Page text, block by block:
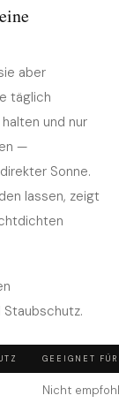
aber
täglich
und nur
—
Sonne.
lassen, zeigt
GEEIGNET FÜR
Nicht